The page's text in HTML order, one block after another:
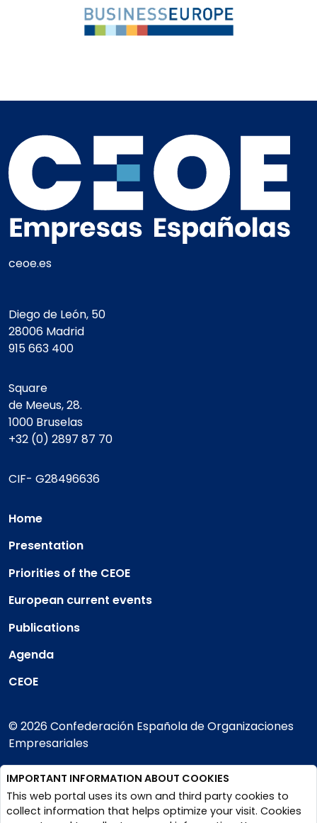
ceoe.es
Diego de León, 50
28006 Madrid
915 663 400
Square
de Meeus, 28.
1000 Bruselas
+32 (0) 2897 87 70
CIF- G28496636
Home
Presentation
Priorities of the CEOE
European current events
Publications
Agenda
CEOE
© 2026 Confederación Española de Organizaciones
Empresariales
Legal Notice Privacy Policy and cookies
IMPORTANT INFORMATION ABOUT COOKIES
This web portal uses its own and third party cookies to
collect information that helps optimize your visit. Cookies